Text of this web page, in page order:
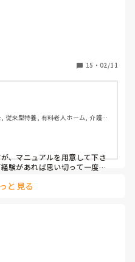
ことはそれなりに忙しい施
たら、どんな感じだったか
15 ・ 02/11
従来型特養, 有料老人ホーム, 介護老
者支援施設
、マニュアルを用意して下さ
験があれば思い切って一度働
ので、参考になさると良いか
と見る